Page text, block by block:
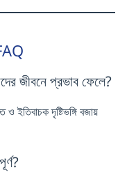
জীবনে প্রভাব ফেলে?
ইতিবাচক দৃষ্টিভঙ্গি বজায়